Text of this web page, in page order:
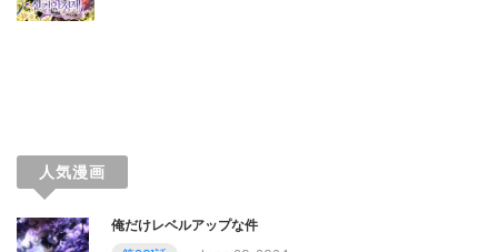
July 23, 2024
第104話
July 23, 2024
人気漫画
俺だけレベルアップな件